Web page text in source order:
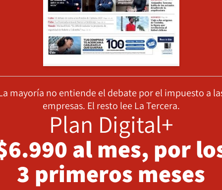
mayoría no entiende el debate por el impuesto a
empresas. El resto lee La Tercera.
Plan Digital+
al mes, por
3 primeros meses